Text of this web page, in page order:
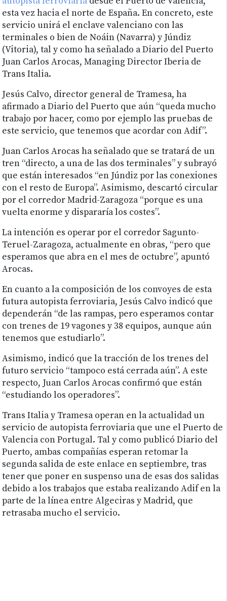
esta vez hacia el norte de España. En concreto, este
servicio unirá el enclave valenciano con las
terminales o bien de Noáin (Navarra) y Júndiz
(Vitoria), tal y como ha señalado a Diario del Puerto
Juan Carlos Arocas, Managing Director Iberia de
Trans Italia.
Jesús Calvo, director general de Tramesa, ha
afirmado a Diario del Puerto que aún “queda mucho
trabajo por hacer, como por ejemplo las pruebas de
este servicio, que tenemos que acordar con Adif”.
Juan Carlos Arocas ha señalado que se tratará de un
tren “directo, a una de las dos terminales” y subrayó
que están interesados “en Júndiz por las conexiones
con el resto de Europa”. Asimismo, descartó circular
por el corredor Madrid-Zaragoza “porque es una
vuelta enorme y dispararía los costes”.
La intención es operar por el corredor Sagunto-
Teruel-Zaragoza, actualmente en obras, “pero que
esperamos que abra en el mes de octubre”, apuntó
Arocas.
En cuanto a la composición de los convoyes de esta
futura autopista ferroviaria, Jesús Calvo indicó que
dependerán “de las rampas, pero esperamos contar
con trenes de 19 vagones y 38 equipos, aunque aún
tenemos que estudiarlo”.
Asimismo, indicó que la tracción de los trenes del
futuro servicio “tampoco está cerrada aún”. A este
respecto, Juan Carlos Arocas confirmó que están
“estudiando los operadores”.
Trans Italia y Tramesa operan en la actualidad un
servicio de autopista ferroviaria que une el Puerto de
Valencia con Portugal. Tal y como publicó Diario del
Puerto, ambas compañías esperan retomar la
segunda salida de este enlace en septiembre, tras
tener que poner en suspenso una de esas dos salidas
debido a los trabajos que estaba realizando Adif en la
parte de la línea entre Algeciras y Madrid, que
retrasaba mucho el servicio.